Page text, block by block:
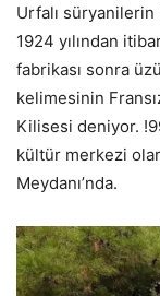
Urfalı süryanilerin
1924 yılından
fabrikası sonra
kelimesinin
Kilisesi deniyor.
kültür merkezi
Meydanı’nda.